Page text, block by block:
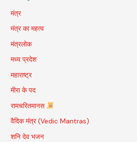
मंत्र
मंत्र का महत्व
मंत्रलोक
मध्य प्रदेश
महाराष्ट्र
मीरा के पद
रामचरितमानस
वैदिक मंत्र (Vedic Mantras)
शनि देव भजन